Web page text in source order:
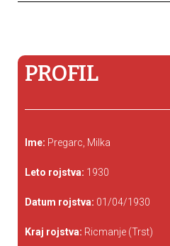
PROFIL
Ime: Pregarc, Milka
Leto rojstva: 1930
Datum rojstva: 01/04/1930
Kraj rojstva: Ricmanje (Trst)